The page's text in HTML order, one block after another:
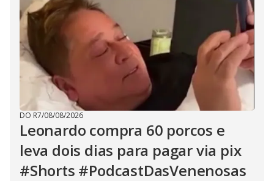
DO R7/08/08/2026
Leonardo compra 60 porcos e
leva dois dias para pagar via pix
#Shorts #PodcastDasVenenosas